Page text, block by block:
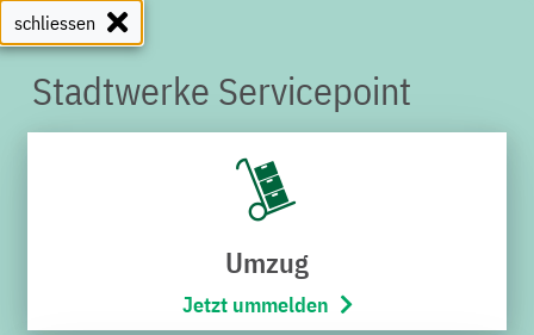
schliessen
Stadtwerke Servicepoint
Umzug
Jetzt ummelden